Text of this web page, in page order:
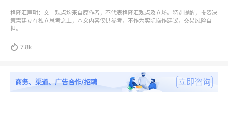
格隆汇声明：文中观点均来自原作者，不代表格隆汇观点及立场。特别提醒，投资决
策需建立在独立思考之上，本文内容仅供参考，不作为实际操作建议，交易风险自
担。
 7.8k
商务、渠道、广告合作/招聘 立即咨询